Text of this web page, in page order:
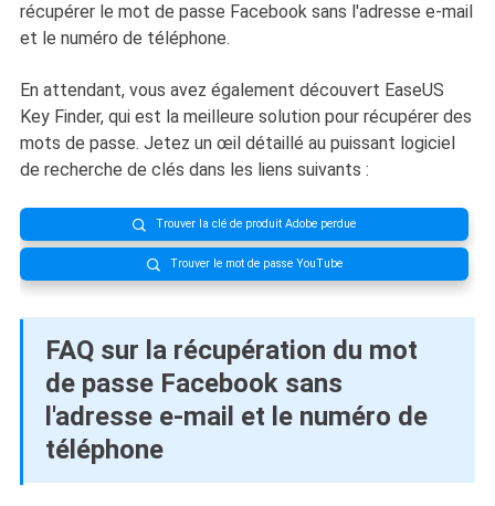
récupérer le mot de passe Facebook sans l'adresse e-mail
et le numéro de téléphone.
En attendant, vous avez également découvert EaseUS
Key Finder, qui est la meilleure solution pour récupérer des
mots de passe. Jetez un œil détaillé au puissant logiciel
de recherche de clés dans les liens suivants :
 Trouver la clé de produit Adobe perdue
 Trouver le mot de passe YouTube
FAQ sur la récupération du mot
de passe Facebook sans
l'adresse e-mail et le numéro de
téléphone